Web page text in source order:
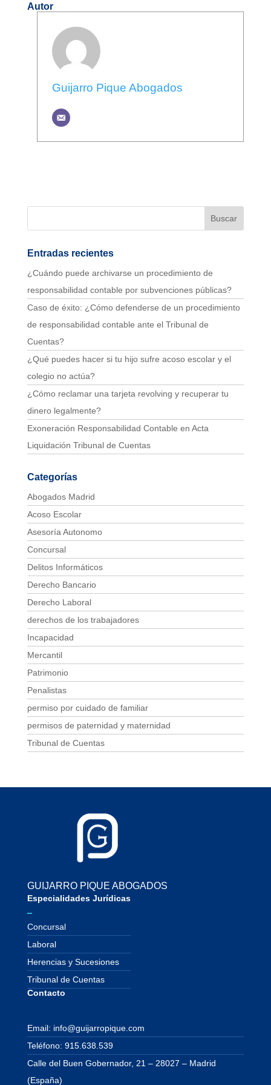
Autor
Guijarro Pique Abogados
Entradas recientes
¿Cuándo puede archivarse un procedimiento de
responsabilidad contable por subvenciones públicas?
Caso de éxito: ¿Cómo defenderse de un procedimiento
de responsabilidad contable ante el Tribunal de
Cuentas?
¿Qué puedes hacer si tu hijo sufre acoso escolar y el
colegio no actúa?
¿Cómo reclamar una tarjeta revolving y recuperar tu
dinero legalmente?
Exoneración Responsabilidad Contable en Acta
Liquidación Tribunal de Cuentas
Categorías
Abogados Madrid
Acoso Escolar
Asesoría Autonomo
Concursal
Delitos Informáticos
Derecho Bancario
Derecho Laboral
derechos de los trabajadores
Incapacidad
Mercantil
Patrimonio
Penalistas
permiso por cuidado de familiar
permisos de paternidad y maternidad
Tribunal de Cuentas
GUIJARRO PIQUE ABOGADOS
Especialidades Jurídicas
Concursal
Laboral
Herencias y Sucesiones
Tribunal de Cuentas
Contacto
Email: info@guijarropique.com
Teléfono: 915.638.539
Calle del Buen Gobernador, 21 – 28027 – Madrid
(España)